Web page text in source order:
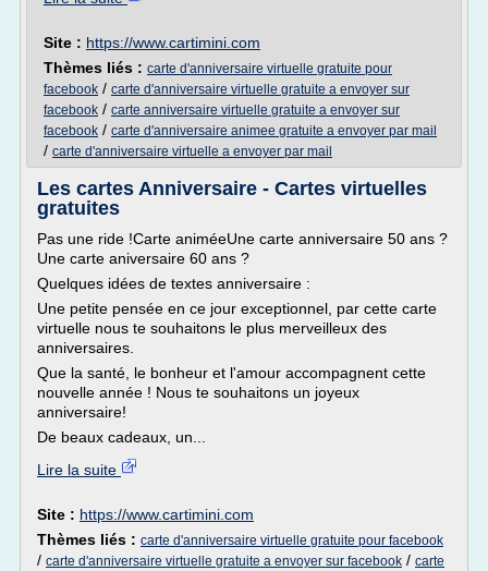
Site : https://www.cartimini.com
Thèmes liés : carte d'anniversaire virtuelle gratuite pour
facebook / carte d'anniversaire virtuelle gratuite a envoyer sur
facebook / carte anniversaire virtuelle gratuite a envoyer sur
facebook / carte d'anniversaire animee gratuite a envoyer par mail
/ carte d'anniversaire virtuelle a envoyer par mail
Les cartes Anniversaire - Cartes virtuelles
gratuites
Pas une ride !Carte animéeUne carte anniversaire 50 ans ?
Une carte aniversaire 60 ans ?
Quelques idées de textes anniversaire :
Une petite pensée en ce jour exceptionnel, par cette carte
virtuelle nous te souhaitons le plus merveilleux des
anniversaires.
Que la santé, le bonheur et l'amour accompagnent cette
nouvelle année ! Nous te souhaitons un joyeux
anniversaire!
De beaux cadeaux, un...
Lire la suite
Site : https://www.cartimini.com
Thèmes liés : carte d'anniversaire virtuelle gratuite pour facebook
/ carte d'anniversaire virtuelle gratuite a envoyer sur facebook / carte